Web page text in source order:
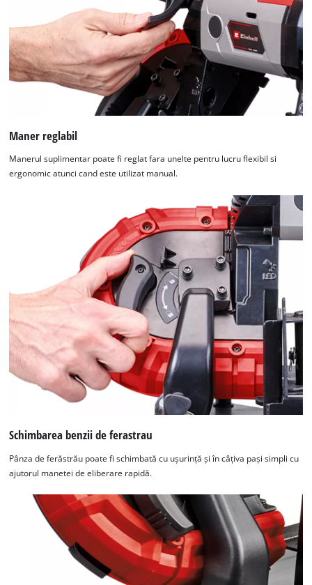
Maner reglabil
Manerul suplimentar poate fi reglat fara unelte pentru lucru flexibil si
ergonomic atunci cand este utilizat manual.
Schimbarea benzii de ferastrau
Pânza de ferăstrău poate fi schimbată cu ușurință și în câțiva pași simpli cu
ajutorul manetei de eliberare rapidă.